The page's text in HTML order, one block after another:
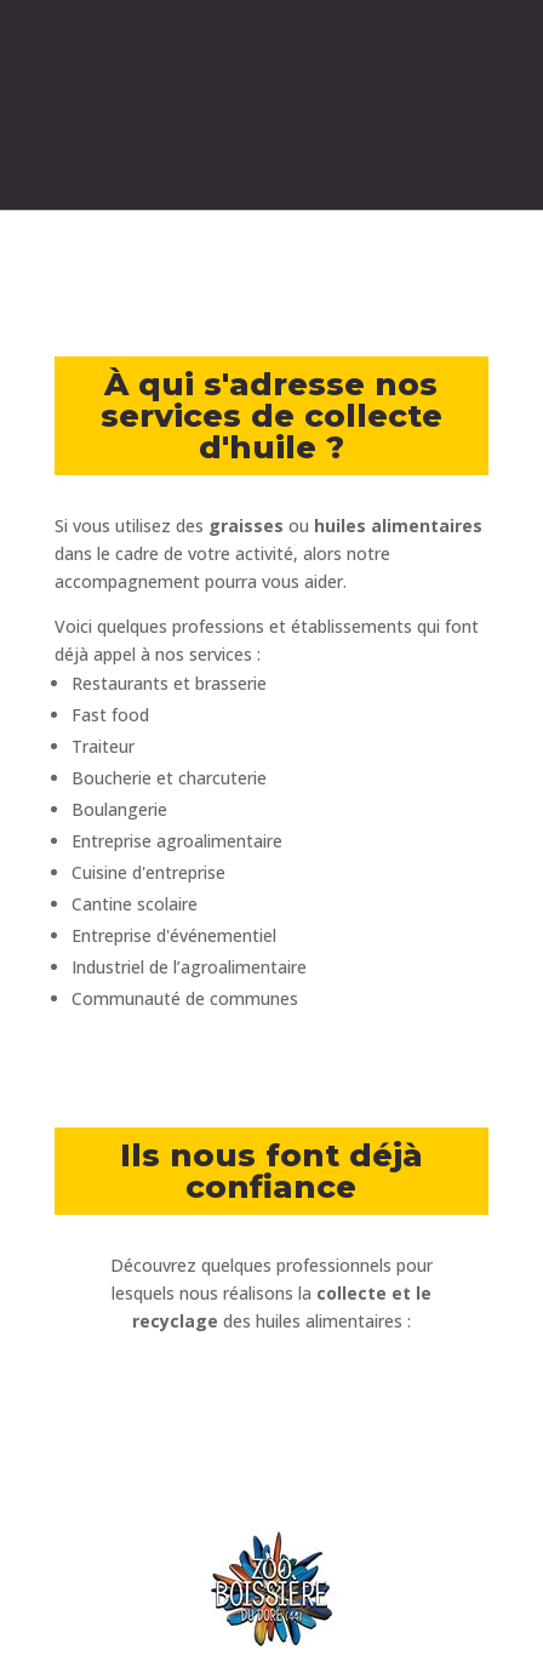
À qui s'adresse nos
services de collecte
d'huile ?
Si vous utilisez des graisses ou huiles alimentaires
dans le cadre de votre activité, alors notre
accompagnement pourra vous aider.
Voici quelques professions et établissements qui font
déjà appel à nos services :
Restaurants et brasserie
Fast food
Traiteur
Boucherie et charcuterie
Boulangerie
Entreprise agroalimentaire
Cuisine d'entreprise
Cantine scolaire
Entreprise d'événementiel
Industriel de l’agroalimentaire
Communauté de communes
Ils nous font déjà
confiance
Découvrez quelques professionnels pour
lesquels nous réalisons la collecte et le
recyclage des huiles alimentaires :